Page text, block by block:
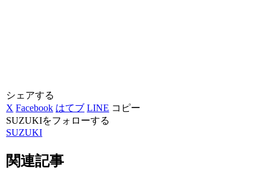
シェアする
X Facebook はてブ LINE コピー
SUZUKIをフォローする
SUZUKI
関連記事